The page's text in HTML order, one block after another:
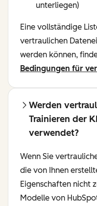
unterliegen)
Eine vollständige
vertraulichen
werden können,
Bedingungen für
Werden
Trainieren der
verwendet?
Wenn Sie
die von Ihnen
Eigenschaften nicht
Modelle von